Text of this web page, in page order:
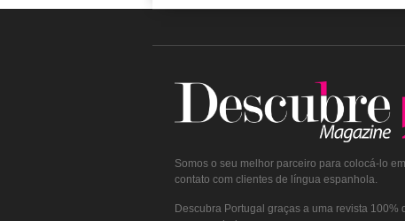
Somos o seu melhor parceiro para colocá-lo em
contato com clientes de língua espanhola.
Descubra Portugal graças a uma revista 100%